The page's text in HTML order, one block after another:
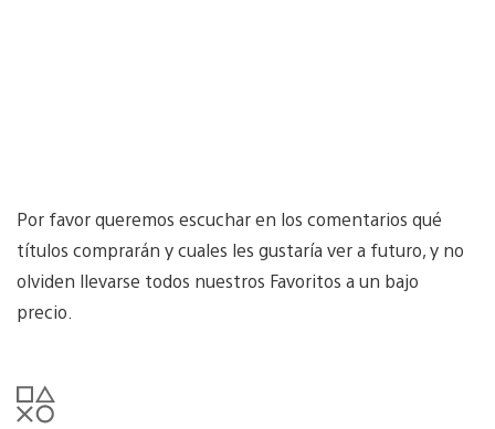
Por favor queremos escuchar en los comentarios qué
títulos comprarán y cuales les gustaría ver a futuro, y no
olviden llevarse todos nuestros Favoritos a un bajo
precio.